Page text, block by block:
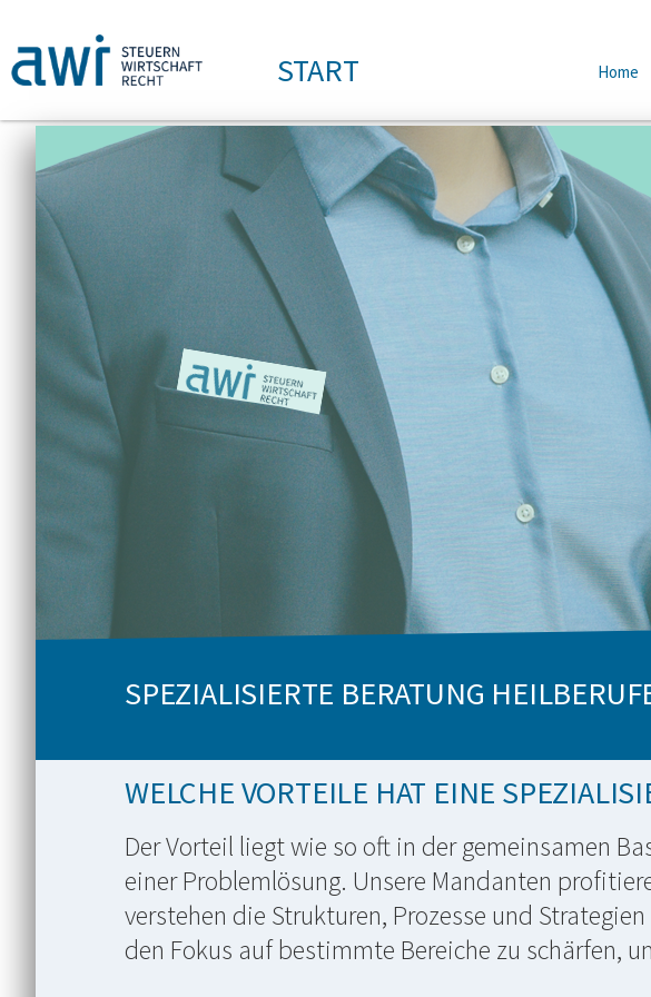
START Home
SPEZIALISIERTE BERATUNG
WELCHE VORTEILE HAT EINE
Der Vorteil liegt wie so oft in der gemeinsamen
einer Problemlösung. Unsere Mandanten
verstehen die Strukturen, Prozesse und
den Fokus auf bestimmte Bereiche zu schärfen,